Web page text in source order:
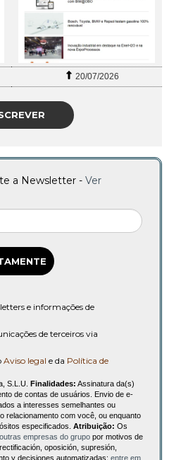
20/07/2026
a Newsletter - Ver
e informações de
de terceiros via
Aviso legal e da Política de
S.L.U. Finalidades: Assinatura da(s)
de contas de usuários. Envio de e-
a interesses semelhantes ou
relacionamento com você, ou enquanto
especificados. Atribuição: Os
outras empresas do grupo por motivos de
oposición, supresión,
y decisiones automatizadas: entre em